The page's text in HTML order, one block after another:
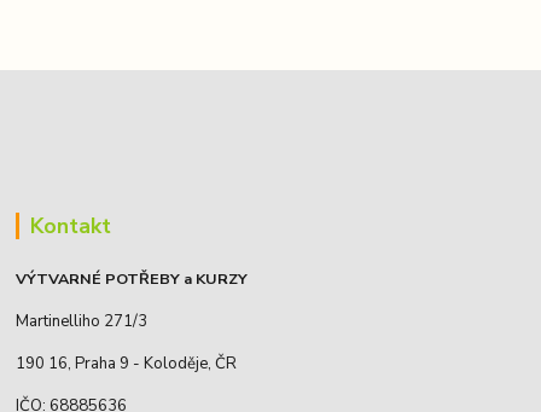
Kontakt
VÝTVARNÉ POTŘEBY a KURZY
Martinelliho 271/3
190 16, Praha 9 - Koloděje, ČR
IČO: 68885636